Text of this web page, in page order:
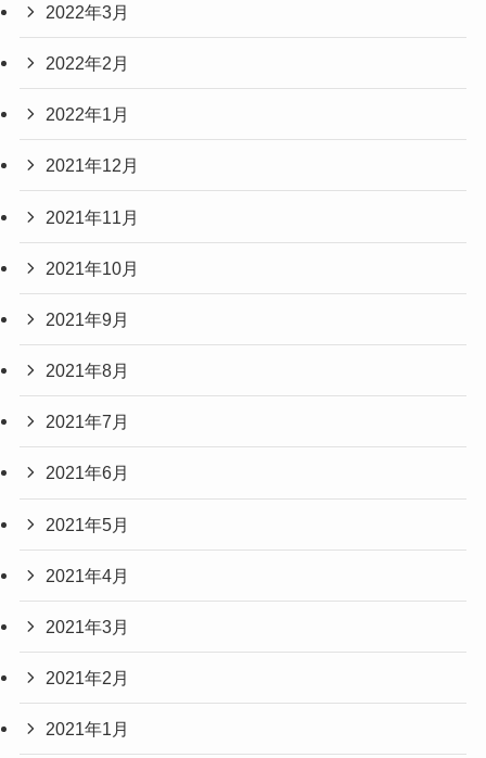
2022年3月
2022年2月
2022年1月
2021年12月
2021年11月
2021年10月
2021年9月
2021年8月
2021年7月
2021年6月
2021年5月
2021年4月
2021年3月
2021年2月
2021年1月